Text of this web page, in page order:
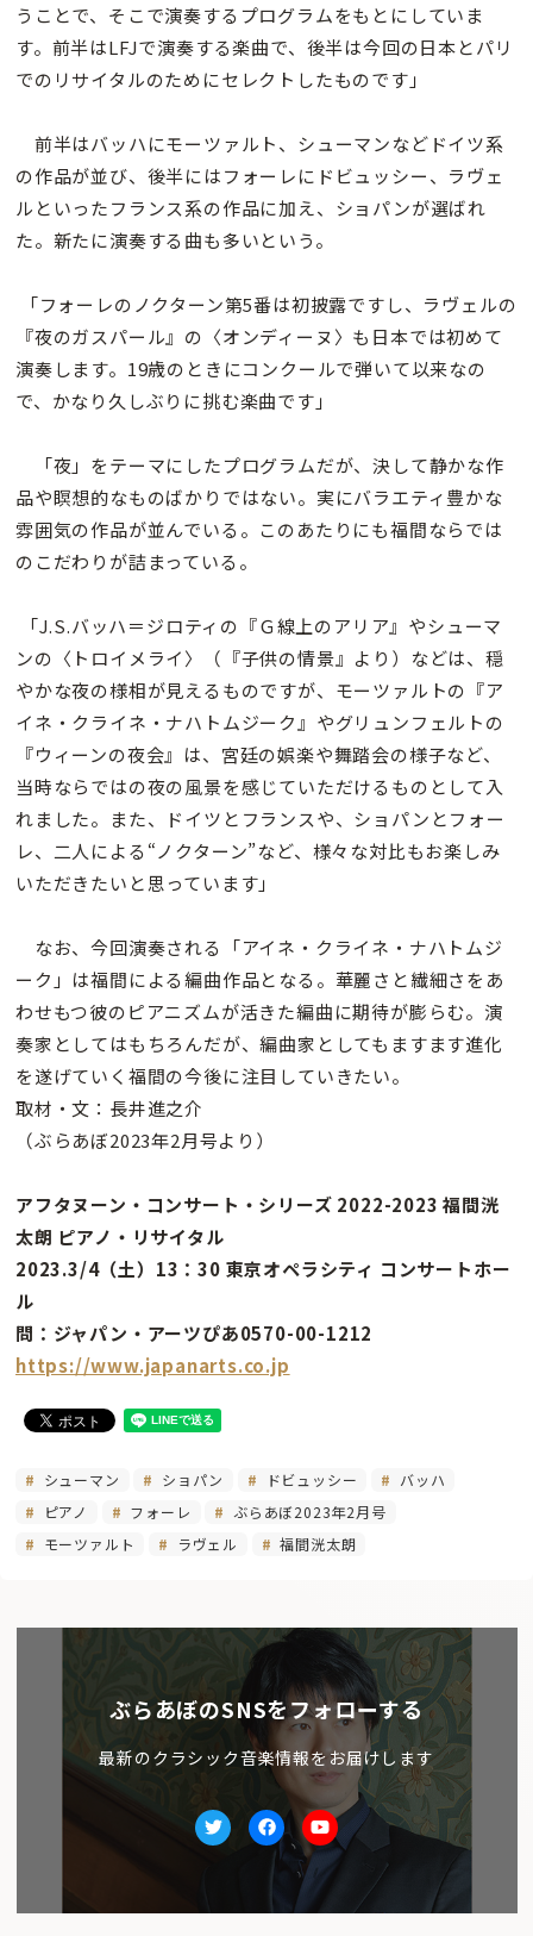
うことで、そこで演奏するプログラムをもとにしていま
す。前半はLFJで演奏する楽曲で、後半は今回の日本とパリ
でのリサイタルのためにセレクトしたものです」
前半はバッハにモーツァルト、シューマンなどドイツ系
の作品が並び、後半にはフォーレにドビュッシー、ラヴェ
ルといったフランス系の作品に加え、ショパンが選ばれ
た。新たに演奏する曲も多いという。
「フォーレのノクターン第5番は初披露ですし、ラヴェルの
『夜のガスパール』の〈オンディーヌ〉も日本では初めて
演奏します。19歳のときにコンクールで弾いて以来なの
で、かなり久しぶりに挑む楽曲です」
「夜」をテーマにしたプログラムだが、決して静かな作
品や瞑想的なものばかりではない。実にバラエティ豊かな
雰囲気の作品が並んでいる。このあたりにも福間ならでは
のこだわりが詰まっている。
「J.S.バッハ＝ジロティの『Ｇ線上のアリア』やシューマ
ンの〈トロイメライ〉（『子供の情景』より）などは、穏
やかな夜の様相が見えるものですが、モーツァルトの『ア
イネ・クライネ・ナハトムジーク』やグリュンフェルトの
『ウィーンの夜会』は、宮廷の娯楽や舞踏会の様子など、
当時ならではの夜の風景を感じていただけるものとして入
れました。また、ドイツとフランスや、ショパンとフォー
レ、二人による“ノクターン”など、様々な対比もお楽しみ
いただきたいと思っています」
なお、今回演奏される「アイネ・クライネ・ナハトムジ
ーク」は福間による編曲作品となる。華麗さと繊細さをあ
わせもつ彼のピアニズムが活きた編曲に期待が膨らむ。演
奏家としてはもちろんだが、編曲家としてもますます進化
を遂げていく福間の今後に注目していきたい。
取材・文：長井進之介
（ぶらあぼ2023年2月号より）
アフタヌーン・コンサート・シリーズ 2022-2023 福間洸
太朗 ピアノ・リサイタル
2023.3/4（土）13：30 東京オペラシティ コンサートホー
ル
問：ジャパン・アーツぴあ0570-00-1212
https://www.japanarts.co.jp
シューマン ショパン ドビュッシー
バッハ
ピアノ
フォーレ
ぶらあぼ2023年2月号
モーツァルト
ラヴェル 福間洸太朗
ぶらあぼのSNSをフォローする
最新のクラシック音楽情報をお届けします
TwitterfacebookYoutube